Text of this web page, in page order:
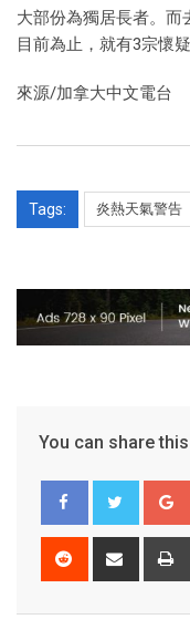
大部份為獨居長者。而
目前為止，就有3宗懷
來源/加拿大中文電台
Tags: 炎熱天氣警告
You can share